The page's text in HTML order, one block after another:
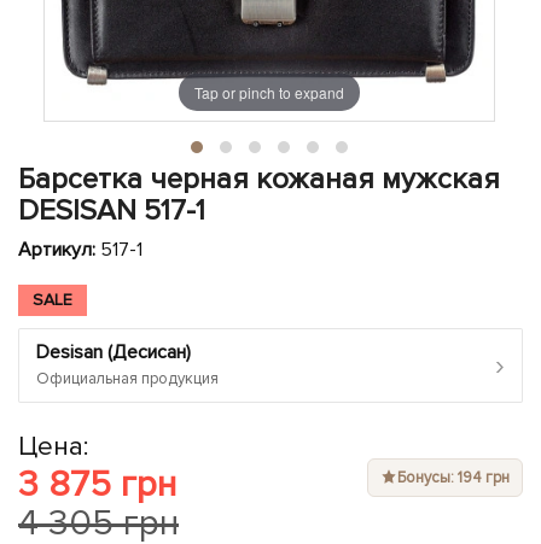
Показать все
Показать все
ЧЕХЛЫ ДЛЯ НОУТБУКОВ
Показать все
Tap or pinch to expand
Барсетка черная кожаная мужская
DESISAN 517-1
Артикул: 517-1
SALE
Desisan (Десисан)
Официальная продукция ›
Цена:
3 875 грн
4 305 грн
Бонусы: 194 грн